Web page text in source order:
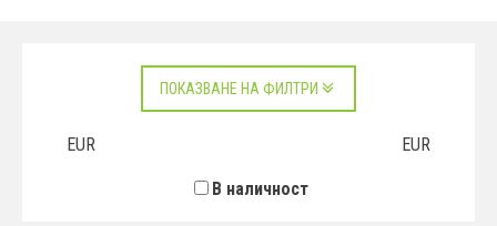
ПОКАЗВАНЕ НА ФИЛТРИ
EUR EUR
В наличност